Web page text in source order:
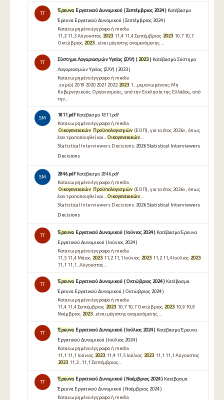
TT
Έρευνα Εργατικού Δυναμικού ( Σεπτέμβριος 2024 ) Κατέβασμα
Έρευνα Εργατικού Δυναμικού ( Σεπτέμβριος 2024 )
Καταχωρημένο έγγραφο ή media
11,2 11,3 Αύγουστος 202311,4 11,4 Σεπτέμβριος 202310,7 10,7
Οκτώβριος 2023...είναι μέγιστης αναμενόμενης ...
TT
Σύστημα Λογαριασμών Υγείας (ΣΛΥ) ( 2023) Κατέβασμα Σύστημα
Λογαριασμών Υγείας (ΣΛΥ) ( 2023 )
Καταχωρημένο έγγραφο ή media
. ευρώ) 2019 2020 2021 2022 20231....μεμονωμένους Μη
Κυβερνητικούς Οργανισμούς, από την Εκκλησία της Ελλάδος, από
την...
SM
1811.pdf Κατέβασμα 1811.pdf
Καταχωρημένο έγγραφο ή media
Οικογενειακών Προϋπολογισμών (ΕΟΠ), για το έτος 2026», όπως
έχει τροποποιηθεί και... Οικογενειακών...
Statistical Interviewers Decisions: 2026 Statistical Interviewers
Decisions
SM
2846.pdf Κατέβασμα 2846.pdf
Καταχωρημένο έγγραφο ή media
Οικογενειακών Προϋπολογισμών (ΕΟΠ), για το έτος 2026», όπως
έχει τροποποιηθεί και...
Οικογενειακών
Statistical Interviewers Decisions: 2026 Statistical Interviewers
Decisions
TT
Έρευνα Εργατικού Δυναμικού ( Ιούνιος 2024 ) Κατέβασμα Έρευνα
Εργατικού Δυναμικού ( Ιούνιος 2024 )
Καταχωρημένο έγγραφο ή media
11,5 11,4 Μάιος 202311,2 11,1 Ιούνιος 202311,2 11,4 Ιούλιος 2023
11,1 11,1...Αύγουστος...
TT
Έρευνα Εργατικού Δυναμικού ( Οκτώβριος 2024 ) Κατέβασμα
Έρευνα Εργατικού Δυναμικού ( Οκτώβριος 2024 )
Καταχωρημένο έγγραφο ή media
11,4 11,4 Σεπτέμβριος 202310,7 10,7 Οκτώβριος 202310,9 10,8
Νοέμβριος 2023...είναι μέγιστης αναμενόμενης ...
TT
Έρευνα Εργατικού Δυναμικού ( Ιούλιος 2024 ) Κατέβασμα Έρευνα
Εργατικού Δυναμικού ( Ιούλιος 2024 )
Καταχωρημένο έγγραφο ή media
11,1 11,1 Ιούνιος 202311,4 11,5 Ιούλιος 202311,1 11,1 Αύγουστος
202311,2...11,1 Σεπτέμβριος...
TT
Έρευνα Εργατικού Δυναμικού ( Νοέμβριος 2024 ) Κατέβασμα
Έρευνα Εργατικού Δυναμικού ( Νοέμβριος 2024 )
Καταχωρημένο έγγραφο ή media